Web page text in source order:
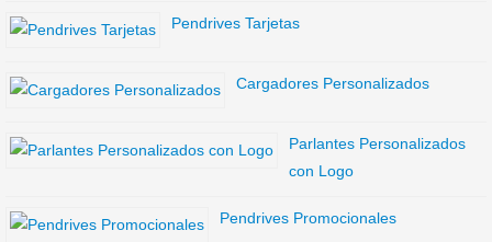
Pendrives Tarjetas
Cargadores Personalizados
Parlantes Personalizados
con Logo
Pendrives Promocionales